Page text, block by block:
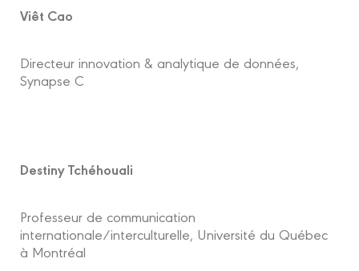
Viêt Cao
Directeur innovation & analytique de données,
Synapse C
Destiny Tchéhouali
Professeur de communication
internationale/interculturelle, Université du Québec
à Montréal